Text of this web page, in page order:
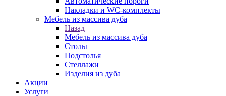
Накладки и WC-комплекты
Мебель из массива дуба
Назад
Мебель из массива дуба
Столы
Подстолья
Стеллажи
Изделия из дуба
Акции
Услуги